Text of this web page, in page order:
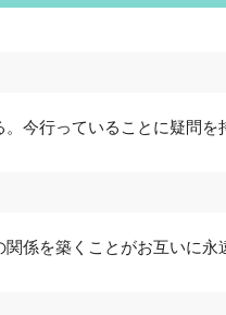
今行っていることに疑問を
係を築くことがお互いに永